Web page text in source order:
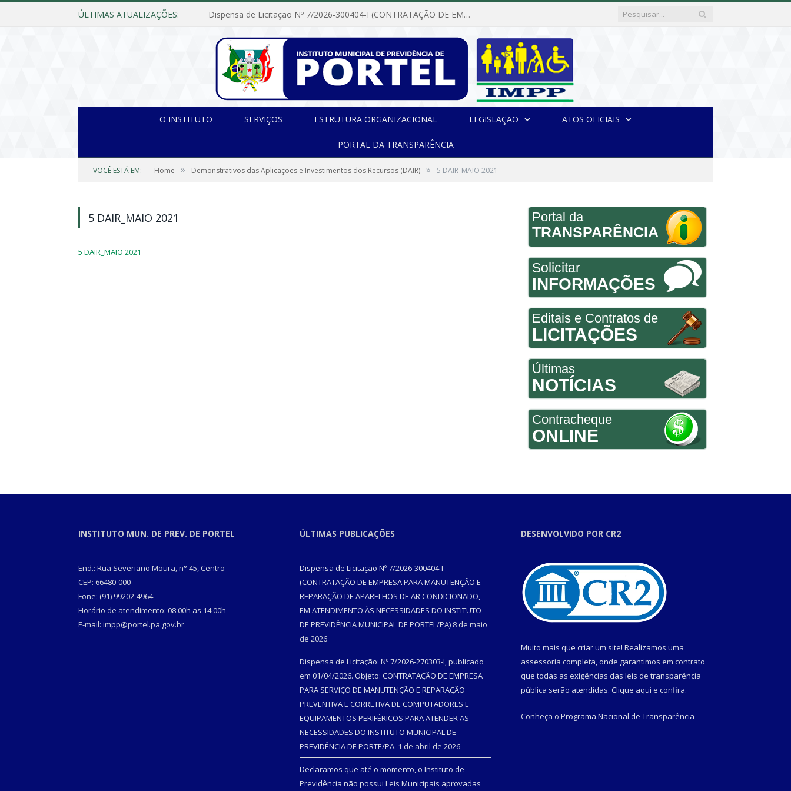
ÚLTIMAS ATUALIZAÇÕES: Dispensa de Licitação Nº 7/2026-300404-I (CONTRATAÇÃO DE EMPRESA PARA MANUTENÇÃO E REPARAÇÃO DE APARELHOS DE AR CONDICIONADO, EM ATENDIMENTO ÀS NECESSIDADES DO INSTITUTO DE PREVIDÊNCIA MUNICIPAL DE PORTEL/PA)
O INSTITUTO SERVIÇOS ESTRUTURA ORGANIZACIONAL LEGISLAÇÃO ATOS OFICIAIS
PORTAL DA TRANSPARÊNCIA
VOCÊ ESTÁ EM: Home » Demonstrativos das Aplicações e Investimentos dos Recursos (DAIR) » 5 DAIR_MAIO 2021
5 DAIR_MAIO 2021
5 DAIR_MAIO 2021
Portal da
TRANSPARÊNCIA
Solicitar
INFORMAÇÕES
Editais e Contratos de
LICITAÇÕES
Últimas
NOTÍCIAS
Contracheque
ONLINE
INSTITUTO MUN. DE PREV. DE PORTEL
End.: Rua Severiano Moura, n° 45, Centro
CEP: 66480-000
Fone: (91) 99202-4964
Horário de atendimento: 08:00h as 14:00h
E-mail: impp@portel.pa.gov.br
ÚLTIMAS PUBLICAÇÕES
Dispensa de Licitação Nº 7/2026-300404-I
(CONTRATAÇÃO DE EMPRESA PARA MANUTENÇÃO E
REPARAÇÃO DE APARELHOS DE AR CONDICIONADO,
EM ATENDIMENTO ÀS NECESSIDADES DO INSTITUTO
DE PREVIDÊNCIA MUNICIPAL DE PORTEL/PA) 8 de maio
de 2026
Dispensa de Licitação: Nº 7/2026-270303-I, publicado
em 01/04/2026. Objeto: CONTRATAÇÃO DE EMPRESA
PARA SERVIÇO DE MANUTENÇÃO E REPARAÇÃO
PREVENTIVA E CORRETIVA DE COMPUTADORES E
EQUIPAMENTOS PERIFÉRICOS PARA ATENDER AS
NECESSIDADES DO INSTITUTO MUNICIPAL DE
PREVIDÊNCIA DE PORTE/PA. 1 de abril de 2026
Declaramos que até o momento, o Instituto de
Previdência não possui Leis Municipais aprovadas
DESENVOLVIDO POR CR2
Muito mais que criar um site! Realizamos uma
assessoria completa, onde garantimos em contrato
que todas as exigências das leis de transparência
pública serão atendidas. Clique aqui e confira.
Conheça o Programa Nacional de Transparência